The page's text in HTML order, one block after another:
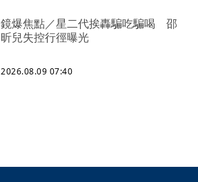
鏡爆焦點／星二代挨轟騙吃騙喝 邵
昕兒失控行徑曝光
2026.08.09 07:40